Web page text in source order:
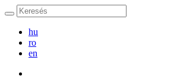
hu
ro
en